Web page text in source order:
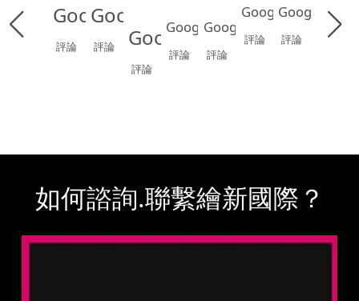
Google
評論
Google
評論 Google
評論
Google
評論
Google
評論
Google
評論
Google
評論
如何諮詢.聯繫繪新國際？